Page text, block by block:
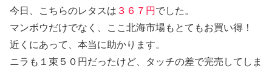
今日、こちらのレタスは ３６７円 でした。
マンボウだけでなく、ここ北海市場もとてもお買い得！
近くにあって、本当に助かります。
ニラも１束５０円だったけど、タッチの差で完売してしま